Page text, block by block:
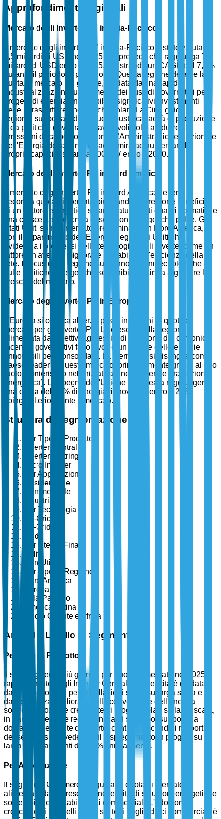
Approfondimenti Regionali
Mercato degli Inverter PV in Asia-Pacifico
Il mercato degli inverter PV in Asia-Pacifico è stato valutato
3,5 miliardi di USD nel 2025 e si prevede che raggiunga 7,2
miliardi di USD entro il 2035, registrando un CAGR del 7,8%
durante il periodo di previsione. Questa regione detiene la
quota di mercato più grande, guidata da una rapida
industrializzazione, un aumento dei sussidi governativi per i
progetti di energia rinnovabile e significativi investimenti
nelle infrastrutture energetiche solari. La Cina guida la
regione, supportata dalle sue robuste capacità di produzione
e da politiche governative favorevoli volte a ridurre le
emissioni di carbonio. Secondo l'Amministrazione Nazionale
dell'Energia della Cina, il paese mira ad aumentare la
propria capacità solare a 400 GW entro il 2030.
Mercato degli Inverter PV in Nord America
Il mercato degli inverter PV in Nord America detiene la
seconda quota di mercato più grande. La regione beneficia
di un settore energetico solare maturo, forti quadri normativi e
una crescente domanda di soluzioni energetiche pulite. Gli
Stati Uniti sono il mercato predominante in Nord America,
con il Dipartimento dell'Energia degli Stati Uniti che
evidenzia i progressi nella tecnologia degli inverter come un
fattore chiave per migliorare la stabilità e l'efficienza della
rete. Il focus della regione sulle innovazioni tecnologiche e
sulle politiche energetiche sostenibili continua a guidare la
crescita del mercato.
Mercato degli Inverter PV in Europa
L'Europa si colloca al terzo posto in termini di quota di
mercato per gli inverter PV. La crescita della regione è
alimentata da obiettivi aggressivi di riduzione del carbonio,
incentivi governativi favorevoli e un settore delle energie
rinnovabili ben consolidato. La Germania si distingue come
paese leader in questo mercato, principalmente grazie al suo
ruolo pionieristico nell'iniziativa Energiewende (transizione
energetica). L'impegno dell'Unione Europea a raggiungere
una quota del 32% di energia rinnovabile entro il 2030
spinge ulteriormente il mercato.
Struttura di Segmentazione
Per Tipo di Prodotto
Inverter Centrali
Inverter a Stringa
Micro Inverter
Per Applicazione
Residenziale
Commerciale
Industriale
Per Tecnologia
On-Grid
Off-Grid
Ibrido
Per Utente Finale
Utility
Non-Utility
Per Tipo di Regione
Nord America
Europa
Asia-Pacifico
America Latina
Medio Oriente e Africa
Analisi a Livello di Segmento
Per Tipo di Prodotto
Il sub-segmento più grande per quota di mercato nel 2025 è
rappresentato dagli Inverter Centrali. La crescita è guidata
dalla loro idoneità per installazioni solari su larga scala e
dall'efficienza migliorata nella conversione dell'energia
solare. L'adozione crescente di progetti solari su larga scala,
in particolare nelle regioni in via di sviluppo, supporta la
domanda crescente di inverter centrali. Secondo i rapporti
del settore, si prevede che il dispiegamento in progetti su
larga scala aumenti del 20% annualmente.
Per Applicazione
Il segmento Commerciale guida la quota di mercato,
alimentato dalla crescente necessità di soluzioni energetiche
sostenibili negli stabilimenti commerciali. L'adozione
crescente di pannelli solari sui tetti negli edifici commerciali è